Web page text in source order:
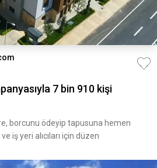
7 bin 910 kişi
borcunu ödeyip tapusuna hemen
iş yeri alıcıları için düzen